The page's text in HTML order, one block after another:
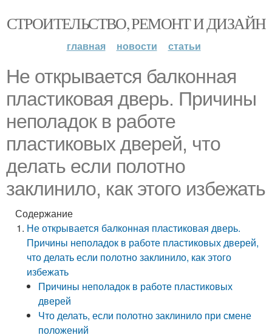
СТРОИТЕЛЬСТВО, РЕМОНТ И ДИЗАЙН
главная новости статьи
Не открывается балконная
пластиковая дверь. Причины
неполадок в работе
пластиковых дверей, что
делать если полотно
заклинило, как этого избежать
Содержание
Не открывается балконная пластиковая дверь.
Причины неполадок в работе пластиковых дверей,
что делать если полотно заклинило, как этого
избежать
Причины неполадок в работе пластиковых
дверей
Что делать, если полотно заклинило при смене
положений